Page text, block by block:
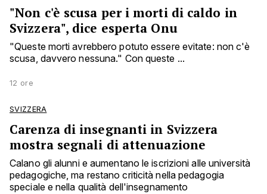
"Non c'è scusa per i morti di caldo in
Svizzera", dice esperta Onu
"Queste morti avrebbero potuto essere evitate: non c'è
scusa, davvero nessuna." Con queste ...
12 ore
SVIZZERA
Carenza di insegnanti in Svizzera
mostra segnali di attenuazione
Calano gli alunni e aumentano le iscrizioni alle università
pedagogiche, ma restano criticità nella pedagogia
speciale e nella qualità dell'insegnamento